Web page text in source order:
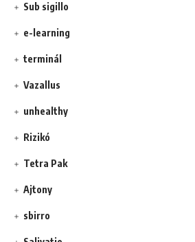
Sub sigillo
e-learning
terminál
Vazallus
unhealthy
Rizikó
Tetra Pak
Ajtony
sbirro